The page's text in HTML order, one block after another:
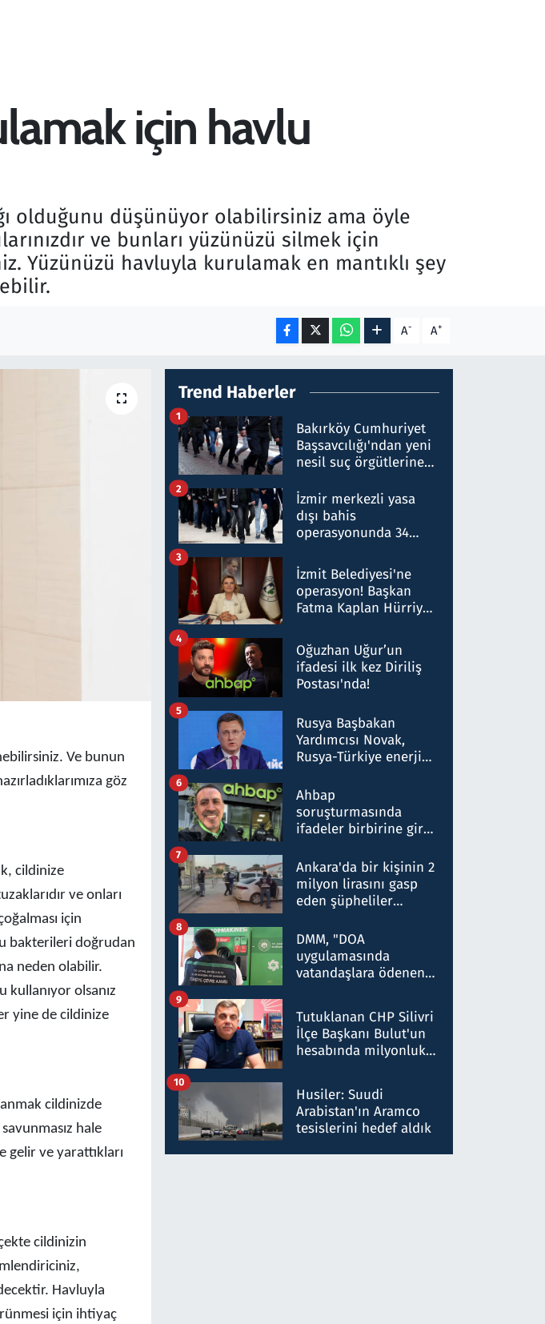
için havlu
olduğunu düşünüyor olabilirsiniz ama öyle
ve bunları yüzünüzü silmek için
Yüzünüzü havluyla kurulamak en mantıklı şey
A- A+
Ve bunun
göz
cildinize
ve onları
için
bakterileri doğrudan
neden olabilir.
kullanıyor olsanız
yine de cildinize
cildinizde
hale
gelir ve yarattıkları
cildinizin
Havluyla
için ihtiyaç
Trend Haberler
Bakırköy Cumhuriyet
Başsavcılığı'ndan yeni
nesil suç örgütlerine
hakkında gözaltı kararı
1
İzmir merkezli yasa
dışı bahis
operasyonunda 34
Milyar liralık para
trafiği tespit edildi
2
İzmit Belediyesi'ne
operasyon! Başkan
Fatma Kaplan Hürriyet
3
Oğuzhan Uğur’un
ifadesi ilk kez Diriliş
Postası'nda!
4
Rusya Başbakan
Yardımcısı Novak,
Rusya-Türkiye enerji
nitelikte olduğunu
belirtti
5
Ahbap
soruşturmasında
ifadeler birbirine girdi:
ifadelerinden ortaya
çıkan tablo şok etti
6
Ankara'da bir kişinin 2
milyon lirasını gasp
eden şüpheliler
7
DMM, "DOA
uygulamasında
vatandaşlara ödenen
düşürüldüğü" iddiasını
yalanladı
8
Tutuklanan CHP Silivri
İlçe Başkanı Bulut'un
hesabında milyonluk
talimat verdi, ben
gönderdim
9
Husiler: Suudi
Arabistan'ın Aramco
tesislerini hedef aldık
10